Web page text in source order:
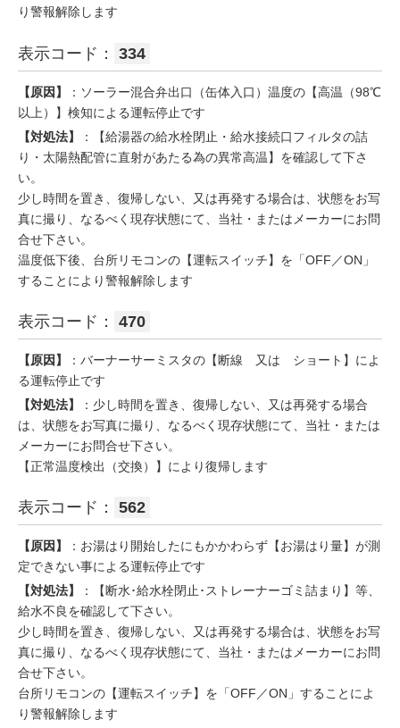
り警報解除します
表示コード： 334
【原因】
：ソーラー混合弁出口（缶体入口）温度の【高温（98℃
以上）】検知による運転停止です
【対処法】
：【給湯器の給水栓閉止・給水接続口フィルタの詰
り・太陽熱配管に直射があたる為の異常高温】を確認して下さ
い。
少し時間を置き、復帰しない、又は再発する場合は、状態をお写
真に撮り、なるべく現存状態にて、当社・またはメーカーにお問
合せ下さい。
温度低下後、台所リモコンの【運転スイッチ】を「OFF／ON」
することにより警報解除します
表示コード： 470
【原因】
：バーナーサーミスタの【断線 又は ショート】によ
る運転停止です
【対処法】
：少し時間を置き、復帰しない、又は再発する場合
は、状態をお写真に撮り、なるべく現存状態にて、当社・または
メーカーにお問合せ下さい。
【正常温度検出（交換）】により復帰します
表示コード： 562
【原因】
：お湯はり開始したにもかかわらず【お湯はり量】が測
定できない事による運転停止です
【対処法】
：【断水･給水栓閉止･ストレーナーゴミ詰まり】等、
給水不良を確認して下さい。
少し時間を置き、復帰しない、又は再発する場合は、状態をお写
真に撮り、なるべく現存状態にて、当社・またはメーカーにお問
合せ下さい。
台所リモコンの【運転スイッチ】を「OFF／ON」することによ
り警報解除します